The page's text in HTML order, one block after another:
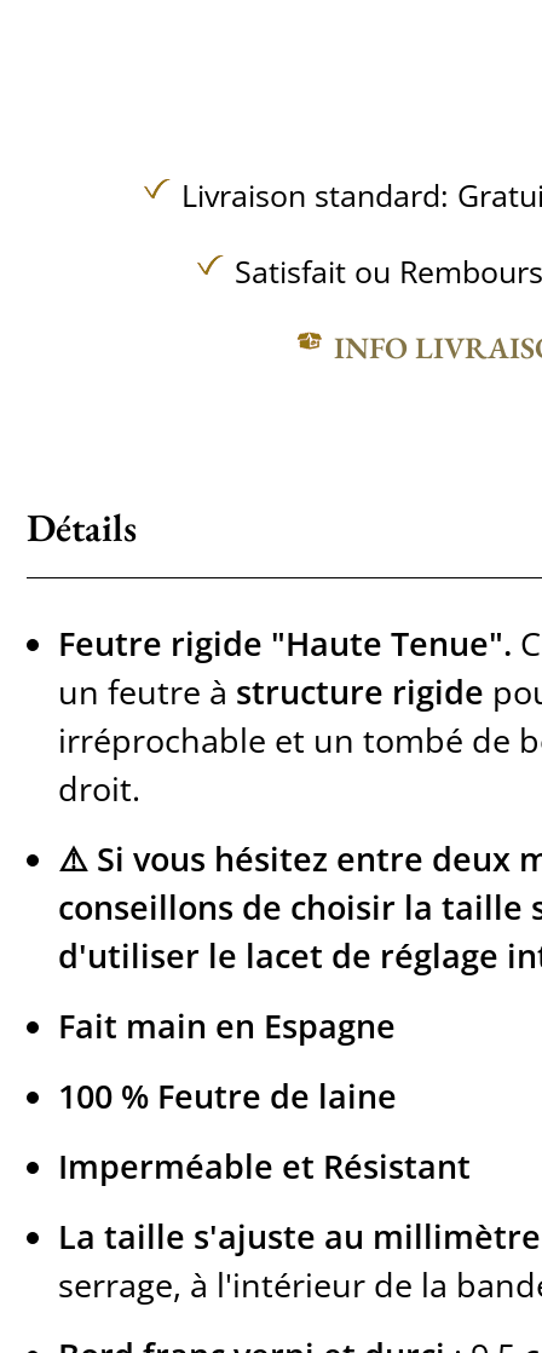
Livraison standard:
Satisfait ou
INFO
Détails
Feutre rigide "Haute Tenue".
un feutre à structure rigide
irréprochable et un tombé de
droit.
⚠️ Si vous hésitez entre deux
conseillons de choisir la taille
d'utiliser le lacet de réglage
Fait main en Espagne
100 % Feutre de laine
Imperméable et Résistant
La taille s'ajuste au millimètre
serrage, à l'intérieur de la